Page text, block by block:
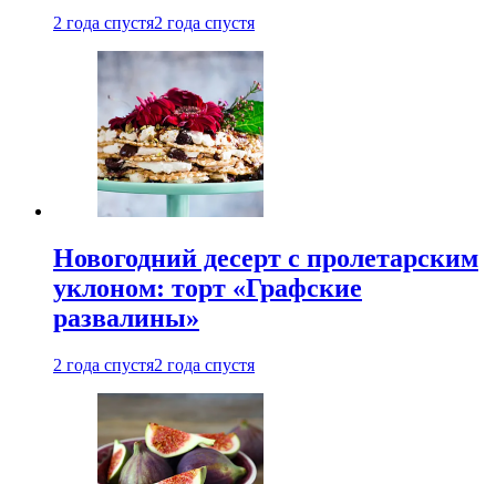
2 года спустя2 года спустя
Новогодний десерт с пролетарским
уклоном: торт «Графские
развалины»
2 года спустя2 года спустя